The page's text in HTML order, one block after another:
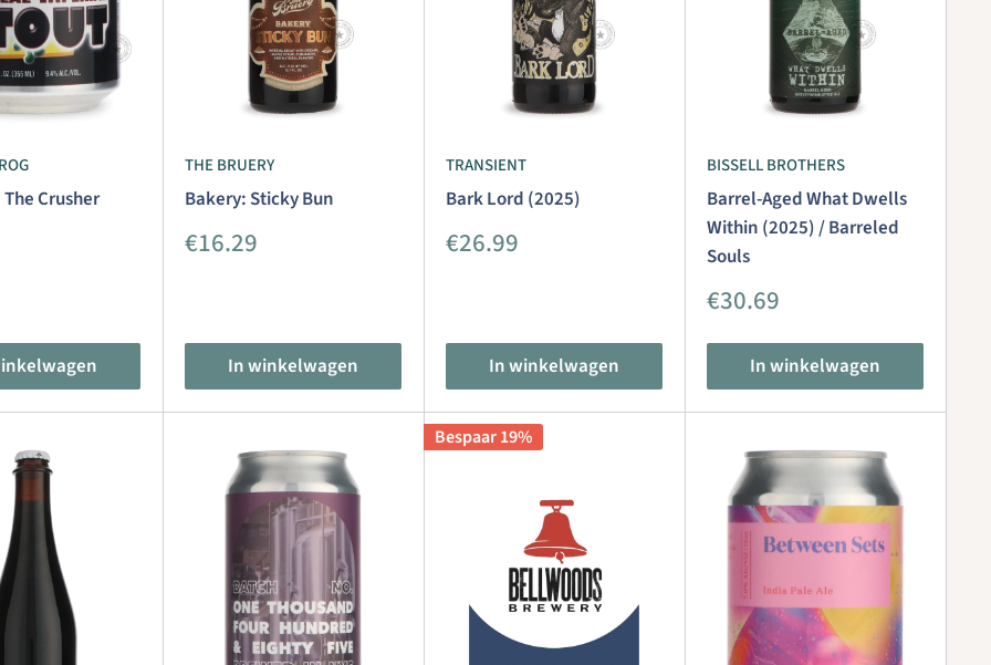
Crusher
THE BRUERY
Bakery: Sticky Bun
Aanbiedingsprijs
€16.29
In winkelwagen
TRANSIENT
Bark Lord (2025)
Aanbiedingsprijs
€26.99
In winkelwagen
BISSELL BROTHERS
Barrel-Aged What Dwells
Within (2025) / Barreled
Souls
Aanbiedingsprijs
€30.69
In winkelwagen
Bespaar 19%